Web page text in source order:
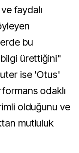
faydalı
bu
ürettiğini"
ise 'Otus'
odaklı
olduğunu ve
mutluluk